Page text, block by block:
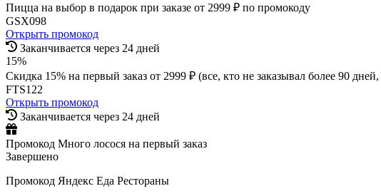
Пицца на выбор в подарок при заказе от 2999 ₽ по промокоду
GSX098
Открыть промокод
Заканчивается через 24 дней
15%
Скидка 15% на первый заказ от 2999 ₽ (все, кто не заказывал более 90
FTS122
Открыть промокод
Заканчивается через 24 дней
Промокод Много лосося на первый заказ
Завершено
Промокод Яндекс Еда Рестораны